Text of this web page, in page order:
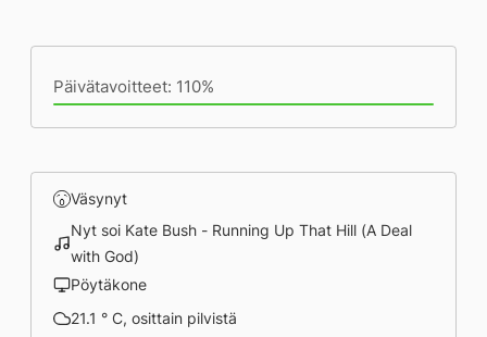
Päivätavoitteet: 110%
Väsynyt
Nyt soi Kate Bush - Running Up That Hill (A Deal
with God)
Pöytäkone
21.1 ° C, osittain pilvistä